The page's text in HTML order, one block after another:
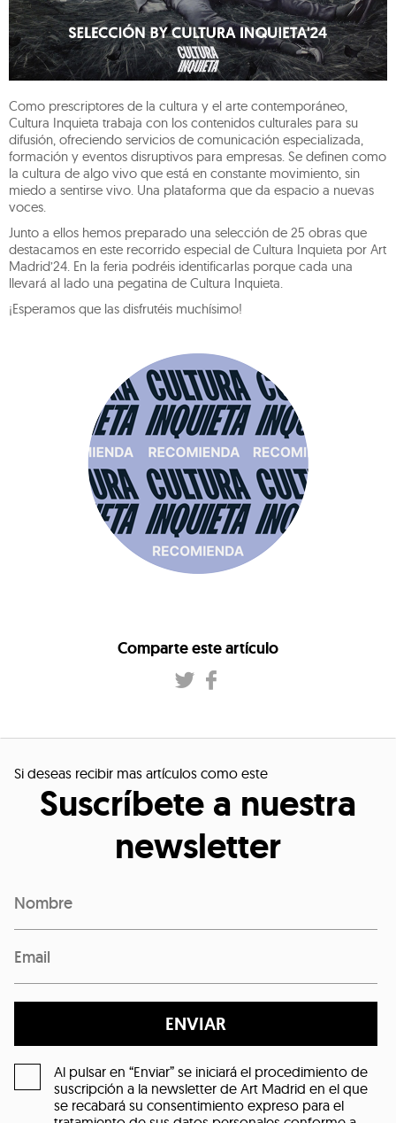
Como prescriptores de la cultura y el arte contemporáneo,
Cultura Inquieta trabaja con los contenidos culturales para su
difusión, ofreciendo servicios de comunicación especializada,
formación y eventos disruptivos para empresas. Se definen como
la cultura de algo vivo que está en constante movimiento, sin
miedo a sentirse vivo. Una plataforma que da espacio a nuevas
voces.
Junto a ellos hemos preparado una selección de 25 obras que
destacamos en este recorrido especial de Cultura Inquieta por Art
Madrid’24. En la feria podréis identificarlas porque cada una
llevará al lado una pegatina de Cultura Inquieta.
¡Esperamos que las disfrutéis muchísimo!
Comparte este artículo
Si deseas recibir mas artículos como este
Suscríbete a nuestra
newsletter
ENVIAR
Al pulsar en “Enviar” se iniciará el procedimiento de
suscripción a la newsletter de Art Madrid en el que
se recabará su consentimiento expreso para el